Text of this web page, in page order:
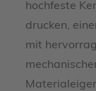
hochfeste
drucken,
mit